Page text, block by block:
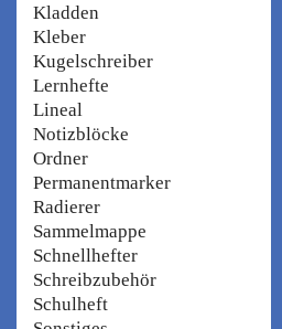
Kladden
Kleber
Kugelschreiber
Lernhefte
Lineal
Notizblöcke
Ordner
Permanentmarker
Radierer
Sammelmappe
Schnellhefter
Schreibzubehör
Schulheft